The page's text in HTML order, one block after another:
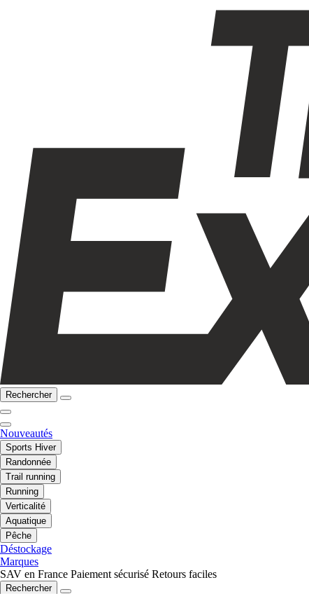
Rechercher
Nouveautés
Sports Hiver
Randonnée
Trail running
Running
Verticalité
Aquatique
Pêche
Déstockage
Marques
SAV en France Paiement sécurisé Retours faciles
Rechercher